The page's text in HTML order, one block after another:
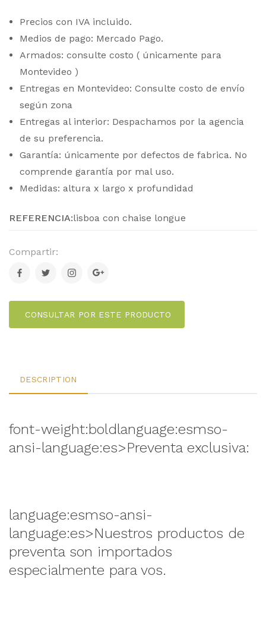
Precios con IVA incluido.
Medios de pago: Mercado Pago.
Armados: consulte costo ( únicamente para
Montevideo )
Entregas en Montevideo: Consulte costo de envío
según zona
Entregas al interior: Despachamos por la agencia
de su preferencia.
Garantía: únicamente por defectos de fabrica. No
comprende garantía por mal uso.
Medidas: altura x largo x profundidad
REFERENCIA:lisboa con chaise longue
Compartir:
CONSULTAR POR ESTE PRODUCTO
DESCRIPTION
font-weight:boldlanguage:esmso-
ansi-language:es>Preventa exclusiva:
language:esmso-ansi-
language:es>Nuestros productos de
preventa son importados
especialmente para vos.